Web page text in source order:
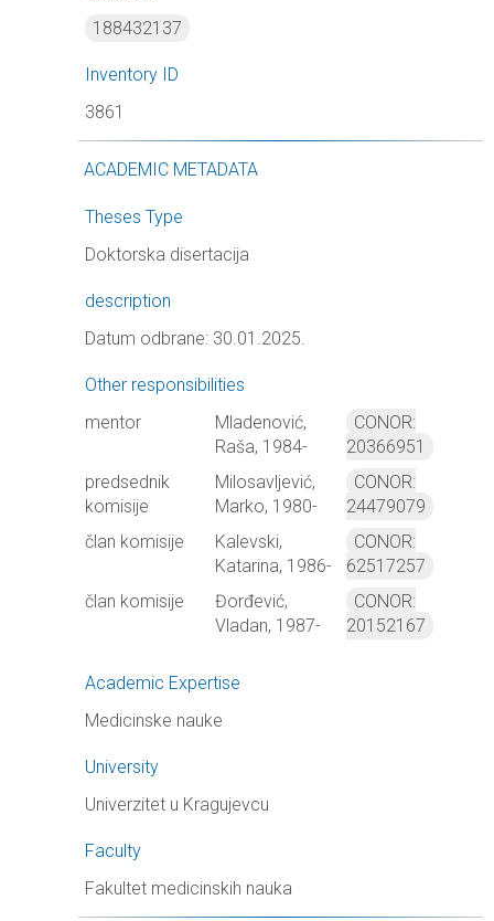
188432137
Inventory ID
3861
ACADEMIC METADATA
Theses Type
Doktorska disertacija
description
Datum odbrane: 30.01.2025.
Other responsibilities
mentor
Mladenović,
Raša, 1984-
CONOR:
20366951
predsednik
komisije
Milosavljević,
Marko, 1980-
CONOR:
24479079
član komisije
Kalevski,
Katarina, 1986-
CONOR:
62517257
član komisije
Đorđević,
Vladan, 1987-
CONOR:
20152167
Academic Expertise
Medicinske nauke
University
Univerzitet u Kragujevcu
Faculty
Fakultet medicinskih nauka